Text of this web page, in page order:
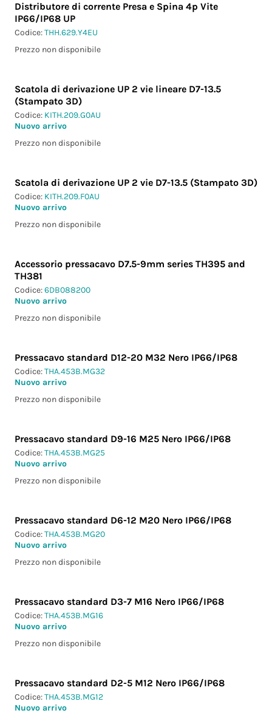
Distributore di corrente Presa e Spina 4p Vite
IP66/IP68 UP
Codice:THH.629.Y4EU
Prezzo non disponibile
Scatola di derivazione UP 2 vie lineare D7-13.5
(Stampato 3D)
Codice: KITH.209.G0AU
Nuovo arrivo
Prezzo non disponibile
Scatola di derivazione UP 2 vie D7-13.5 (Stampato 3D)
Codice: KITH.209.F0AU
Nuovo arrivo
Prezzo non disponibile
Accessorio pressacavo D7.5-9mm series TH395 and
TH381
Codice:6DB088200
Nuovo arrivo
Prezzo non disponibile
Pressacavo standard D12-20 M32 Nero IP66/IP68
Codice:THA.453B.MG32
Nuovo arrivo
Prezzo non disponibile
Pressacavo standard D9-16 M25 Nero IP66/IP68
Codice:THA.453B.MG25
Nuovo arrivo
Prezzo non disponibile
Pressacavo standard D6-12 M20 Nero IP66/IP68
Codice:THA.453B.MG20
Nuovo arrivo
Prezzo non disponibile
Pressacavo standard D3-7 M16 Nero IP66/IP68
Codice:THA.453B.MG16
Nuovo arrivo
Prezzo non disponibile
Pressacavo standard D2-5 M12 Nero IP66/IP68
Codice:THA.453B.MG12
Nuovo arrivo